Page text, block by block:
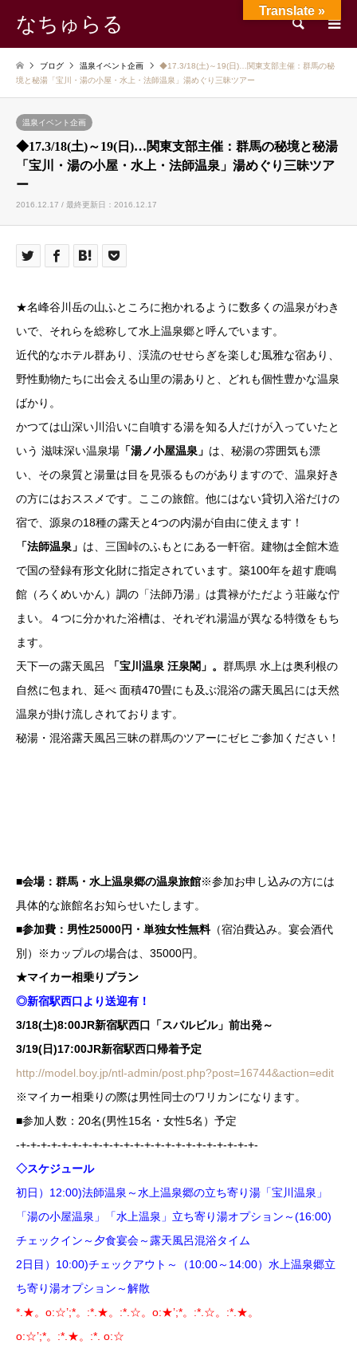
なちゅらる 検索
ブログ 温泉イベント企画
◆17.3/18(土)～19(日)…関東支部主催：群馬の秘
境と秘湯「宝川・湯の小屋・水上・法師温泉」湯めぐり三昧ツアー
温泉イベント企画
◆17.3/18(土)～19(日)…関東支部主催：群馬の秘境と秘湯
「宝川・湯の小屋・水上・法師温泉」湯めぐり三昧ツア
ー
2016.12.17 / 最終更新日：2016.12.17
★名峰谷川岳の山ふところに抱かれるように数多くの温泉がわき
いで、それらを総称して水上温泉郷と呼んでいます。
近代的なホテル群あり、渓流のせせらぎを楽しむ風雅な宿あり、
野性動物たちに出会える山里の湯ありと、どれも個性豊かな温泉
ばかり。
かつては山深い川沿いに自噴する湯を知る人だけが入っていたと
いう 滋味深い温泉場 「湯ノ小屋温泉」 は、秘湯の雰囲気も漂
い、その泉質と湯量は目を見張るものがありますので、温泉好き
の方にはおススメです。ここの旅館。他にはない貸切入浴だけの
宿で、源泉の18種の露天と4つの内湯が自由に使えます！
「法師温泉」 は、三国峠のふもとにある一軒宿。建物は全館木造
で国の登録有形文化財に指定されています。築100年を超す鹿鳴
館（ろくめいかん）調の「法師乃湯」は貫禄がただよう荘厳な佇
まい。４つに分かれた浴槽は、それぞれ湯温が異なる特徴をもち
ます。
天下一の露天風呂
「宝川温泉 汪泉閣」。 群馬県 水上は奥利根の
自然に包まれ、延べ 面積470畳にも及ぶ混浴の露天風呂には天然
温泉が掛け流しされております。
秘湯・混浴露天風呂三昧の群馬のツアーにゼヒご参加ください！
■会場：群馬・水上温泉郷の温泉旅館※参加お申し込みの方には
具体的な旅館名お知らせいたします。
■参加費：男性25000円・単独女性無料（宿泊費込み。宴会酒代
別）※カップルの場合は、35000円。
★マイカー相乗りプラン
◎新宿駅西口より送迎有！
3/18(土)8:00JR新宿駅西口「スバルビル」前出発～
3/19(日)17:00JR新宿駅西口帰着予定
http://model.boy.jp/ntl-admin/post.php?post=16744&action=edit
※マイカー相乗りの際は男性同士のワリカンになります。
■参加人数：20名(男性15名・女性5名）予定
-+-+-+-+-+-+-+-+-+-+-+-+-+-+-+-+-+-+-+-+-+-+-+-
◇スケジュール
初日）12:00)法師温泉～水上温泉郷の立ち寄り湯「宝川温泉」
「湯の小屋温泉」「水上温泉」立ち寄り湯オプション～(16:00)
チェックイン～夕食宴会～露天風呂混浴タイム
2日目）10:00)チェックアウト～（10:00～14:00）水上温泉郷立
ち寄り湯オプション～解散
*.★。o:☆’;*。:*.★。:*.☆。o:★’;*。:*.☆。:*.★。
o:☆’;*。:*.★。:*. o:☆
Translate »